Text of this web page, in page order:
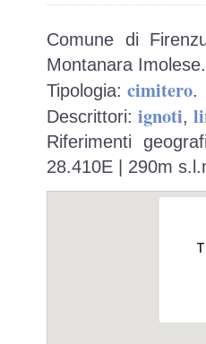
Comune di
Montanara Imolese.
Tipologia: cimitero.
Descrittori: ignoti,
Riferimenti
28.410E | 290m